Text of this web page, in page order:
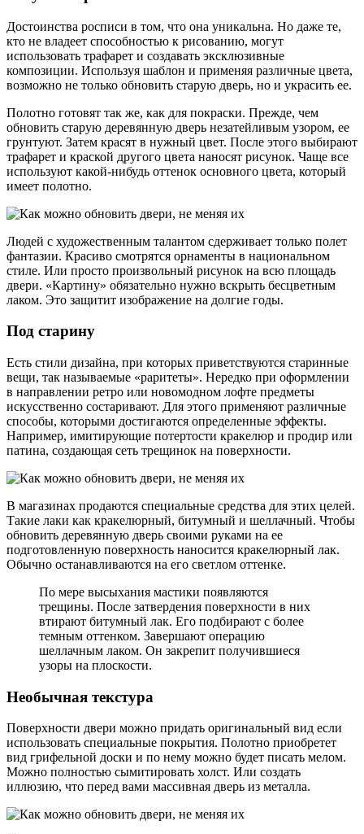
Достоинства росписи в том, что она уникальна. Но даже те,
кто не владеет способностью к рисованию, могут
использовать трафарет и создавать эксклюзивные
композиции. Используя шаблон и применяя различные цвета,
возможно не только обновить старую дверь, но и украсить ее.
Полотно готовят так же, как для покраски. Прежде, чем
обновить старую деревянную дверь незатейливым узором, ее
грунтуют. Затем красят в нужный цвет. После этого выбирают
трафарет и краской другого цвета наносят рисунок. Чаще все
используют какой-нибудь оттенок основного цвета, который
имеет полотно.
Людей с художественным талантом сдерживает только полет
фантазии. Красиво смотрятся орнаменты в национальном
стиле. Или просто произвольный рисунок на всю площадь
двери. «Картину» обязательно нужно вскрыть бесцветным
лаком. Это защитит изображение на долгие годы.
Под старину
Есть стили дизайна, при которых приветствуются старинные
вещи, так называемые «раритеты». Нередко при оформлении
в направлении ретро или новомодном лофте предметы
искусственно состаривают. Для этого применяют различные
способы, которыми достигаются определенные эффекты.
Например, имитирующие потертости кракелюр и продир или
патина, создающая сеть трещинок на поверхности.
В магазинах продаются специальные средства для этих целей.
Такие лаки как кракелюрный, битумный и шеллачный. Чтобы
обновить деревянную дверь своими руками на ее
подготовленную поверхность наносится кракелюрный лак.
Обычно останавливаются на его светлом оттенке.
По мере высыхания мастики появляются
трещины. После затвердения поверхности в них
втирают битумный лак. Его подбирают с более
темным оттенком. Завершают операцию
шеллачным лаком. Он закрепит получившиеся
узоры на плоскости.
Необычная текстура
Поверхности двери можно придать оригинальный вид если
использовать специальные покрытия. Полотно приобретет
вид грифельной доски и по нему можно будет писать мелом.
Можно полностью сымитировать холст. Или создать
иллюзию, что перед вами массивная дверь из металла.